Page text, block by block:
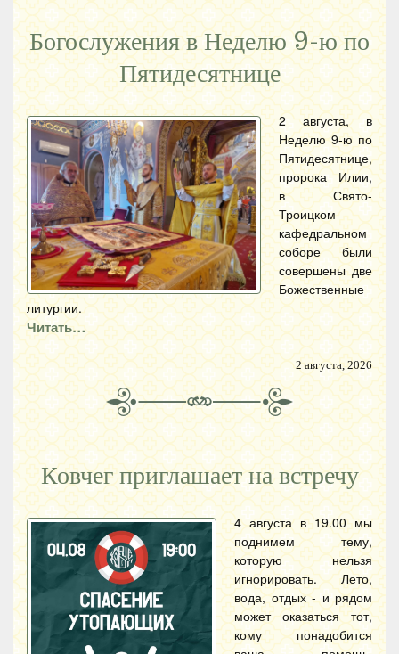
Богослужения в Неделю 9-ю по
Пятидесятнице
2 августа, в
Неделю 9-ю по
Пятидесятнице,
пророка Илии,
в Свято-
Троицком
кафедральном
соборе были
совершены две
Божественные
литургии.
Читать…
2 августа, 2026
Ковчег приглашает на встречу
4 августа в 19.00 мы
поднимем тему,
которую нельзя
игнорировать. Лето,
вода, отдых - и рядом
может оказаться тот,
кому понадобится